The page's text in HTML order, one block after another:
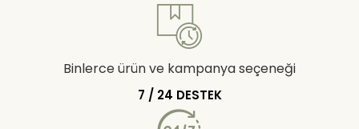
Binlerce ürün ve kampanya seçeneği
7 / 24 DESTEK